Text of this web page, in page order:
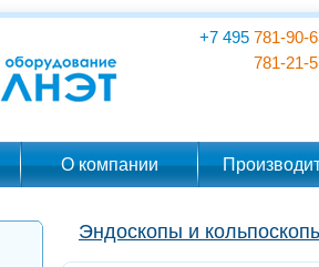
+7 495 781-90-
781-21-
О компании
Эндоскопы и